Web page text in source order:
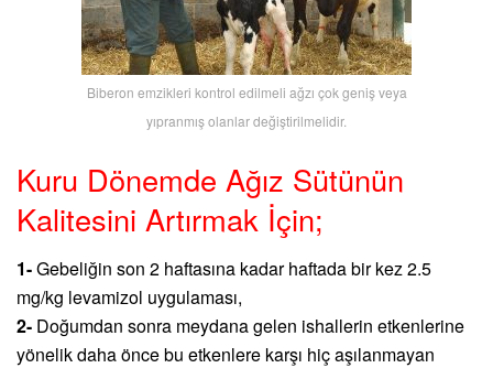
Biberon emzikleri kontrol edilmeli ağzı çok geniş veya
yıpranmış olanlar değiştirilmelidir.
Kuru Dönemde Ağız Sütünün
Kalitesini Artırmak İçin;
1-Gebeliğin son 2 haftasına kadar haftada bir kez 2.5
mg/kg levamizol uygulaması,
2- Doğumdan sonra meydana gelen ishallerin etkenlerine
yönelik daha önce bu etkenlere karşı hiç aşılanmayan